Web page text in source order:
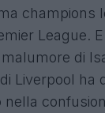
champions
League.
di
Liverpool ha
nella